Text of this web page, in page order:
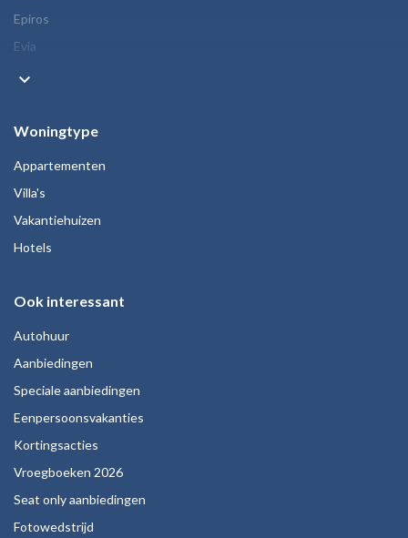
Epiros
Evia
keyboard_arrow_down
Woningtype
Appartementen
Villa's
Vakantiehuizen
Hotels
Ook interessant
Autohuur
Aanbiedingen
Speciale aanbiedingen
Eenpersoonsvakanties
Kortingsacties
Vroegboeken 2026
Seat only aanbiedingen
Fotowedstrijd